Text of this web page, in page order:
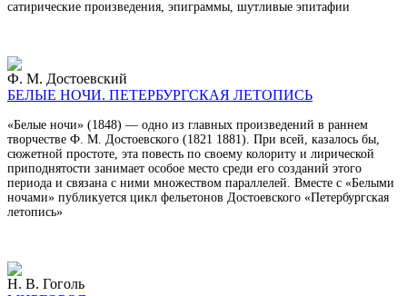
сатирические произведения, эпиграммы, шутливые эпитафии
Ф. М. Достоевский
БЕЛЫЕ НОЧИ. ПЕТЕРБУРГСКАЯ ЛЕТОПИСЬ
«Белые ночи» (1848) — одно из главных произведений в раннем
творчестве Ф. М. Достоевского (1821 1881). При всей, казалось бы,
сюжетной простоте, эта повесть по своему колориту и лирической
приподнятости занимает особое место среди его созданий этого
периода и связана с ними множеством параллелей. Вместе с «Белыми
ночами» публикуется цикл фельетонов Достоевского «Петербургская
летопись»
Н. В. Гоголь